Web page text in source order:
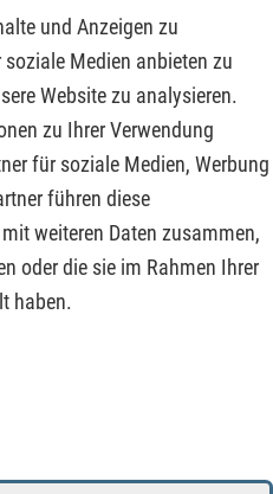
und Anzeigen zu
Medien anbieten zu
Website zu analysieren.
zu Ihrer Verwendung
für soziale Medien, Werbung
führen diese
weiteren Daten zusammen,
oder die sie im Rahmen Ihrer
haben.
wieder eine weitere
sich zum einem die
sich das Feld der übrig
sehe ich persönlich positiv,
Verlauf bessere CRV
kommende Einstiege.
- Die Publikation für